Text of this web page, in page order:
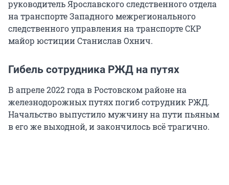
руководитель Ярославского следственного отдела
на транспорте Западного межрегионального
следственного управления на транспорте СКР
майор юстиции Станислав Охнич.
Гибель сотрудника РЖД на путях
В апреле 2022 года в Ростовском районе на
железнодорожных путях погиб сотрудник РЖД.
Начальство выпустило мужчину на пути пьяным
в его же выходной, и закончилось всё трагично.